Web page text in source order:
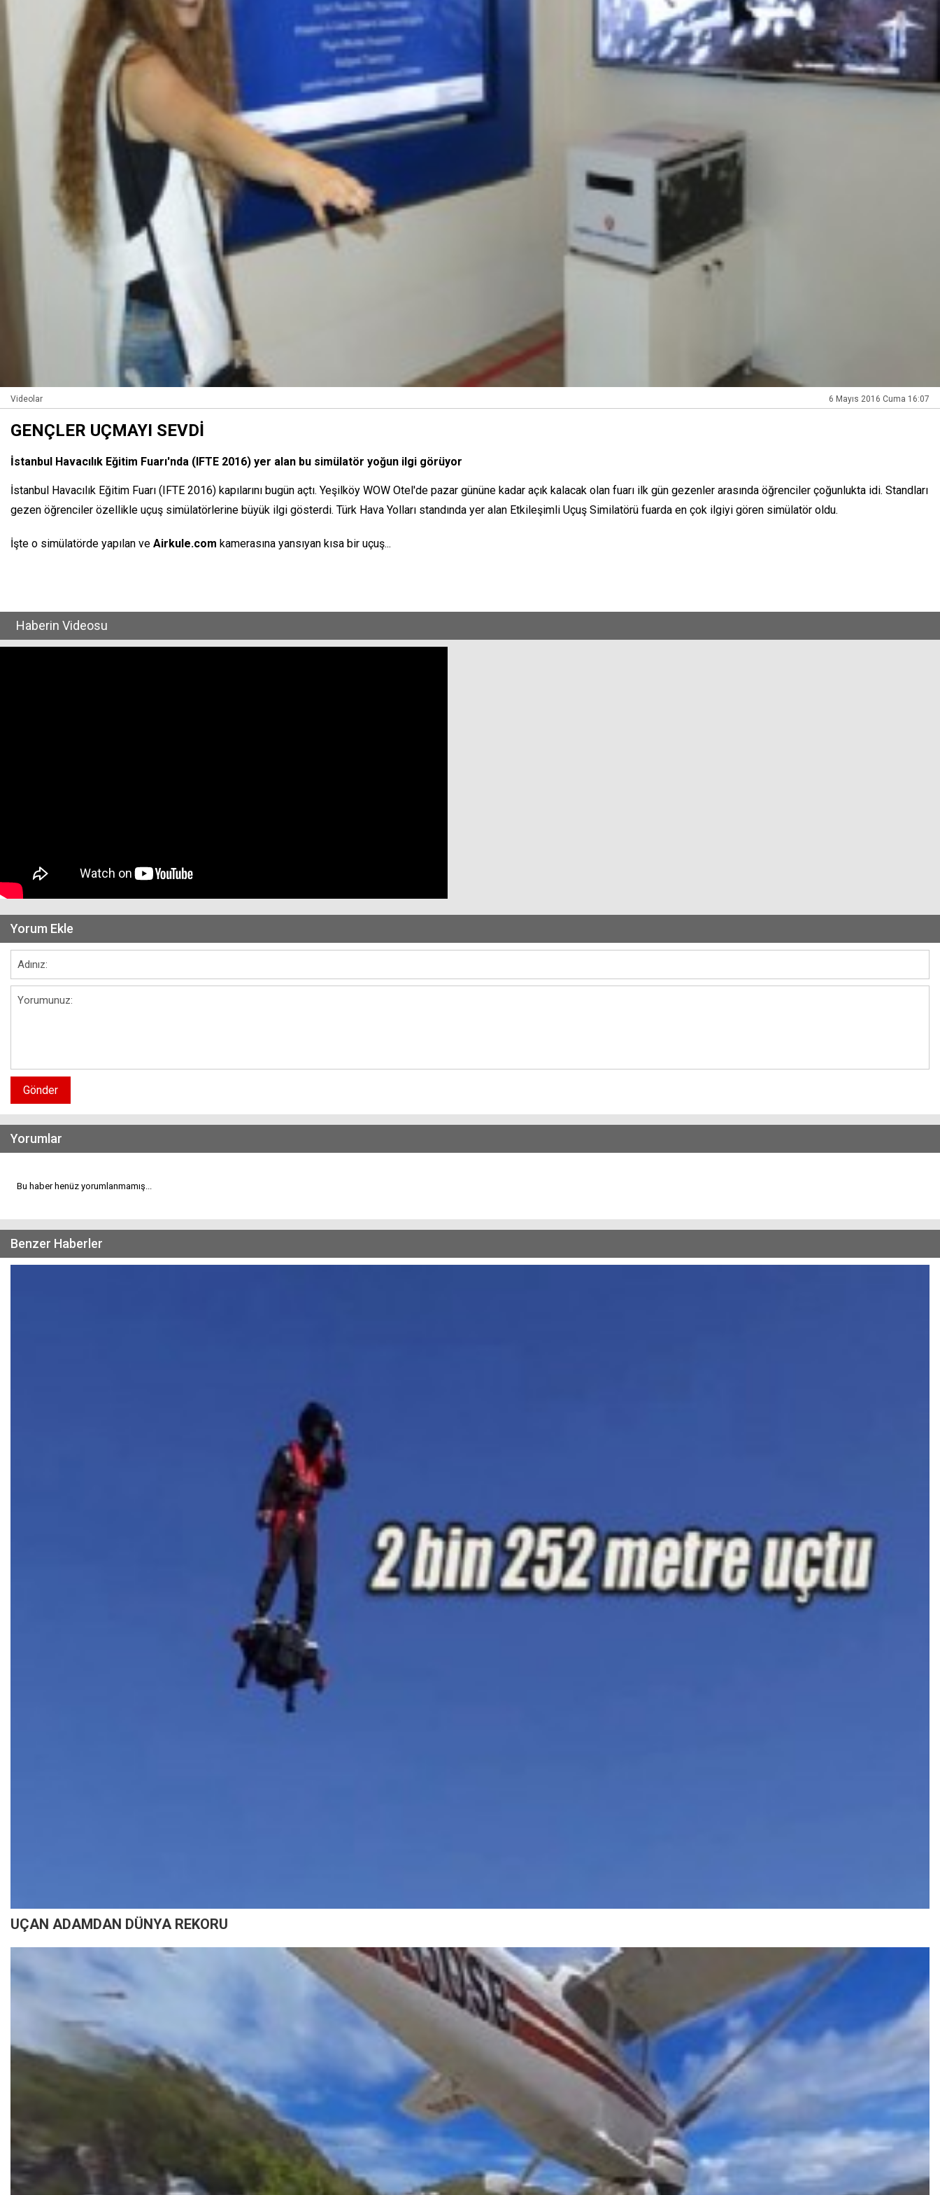
Videolar 6 Mayıs 2016 Cuma 16:07
GENÇLER UÇMAYI SEVDİ
İstanbul Havacılık Eğitim Fuarı'nda (IFTE 2016) yer alan bu simülatör yoğun ilgi görüyor
İstanbul Havacılık Eğitim Fuarı (IFTE 2016) kapılarını bugün açtı. Yeşilköy WOW Otel'de pazar gününe kadar açık kalacak olan fuarı ilk gün gezenler arasında öğrenciler çoğunlukta idi. Standları
gezen öğrenciler özellikle uçuş simülatörlerine büyük ilgi gösterdi. Türk Hava Yolları standında yer alan Etkileşimli Uçuş Similatörü fuarda en çok ilgiyi gören simülatör oldu.
İşte o simülatörde yapılan ve Airkule.com kamerasına yansıyan kısa bir uçuş...
Haberin Videosu
Yorum Ekle
Gönder
Yorumlar
Bu haber henüz yorumlanmamış...
Benzer Haberler
UÇAN ADAMDAN DÜNYA REKORU